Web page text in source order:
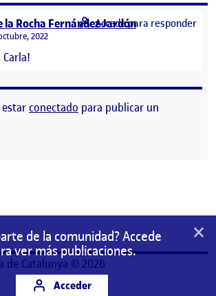
la Rocha Fernández-Jardónsays:
2022
Accede para responder
conectado para publicar un
de la comunidad? Accede
ver más publicaciones.
Acceder
×
de Catalunya © 2026